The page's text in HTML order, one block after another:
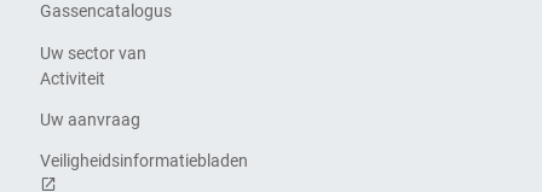
Gassencatalogus
Uw sector van
Activiteit
Uw aanvraag
Veiligheidsinformatiebladen